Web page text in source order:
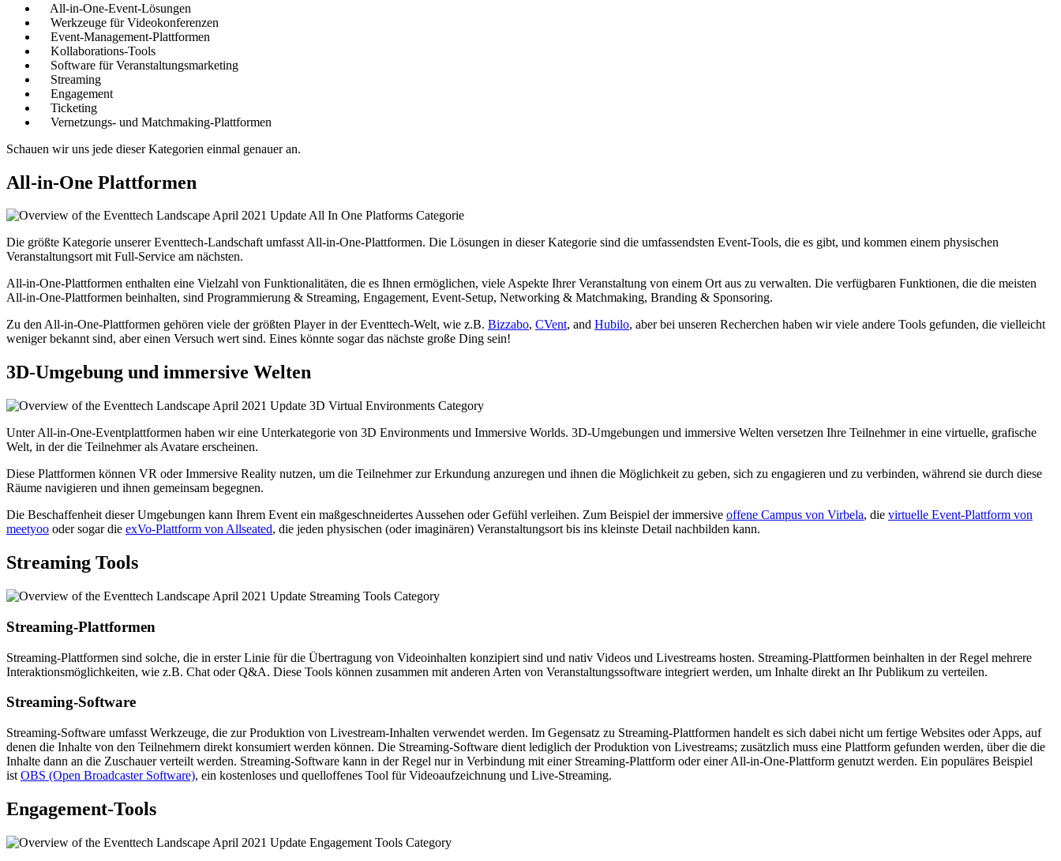
All-in-One-Event-Lösungen
Werkzeuge für Videokonferenzen
Event-Management-Plattformen
Kollaborations-Tools
Software für Veranstaltungsmarketing
Streaming
Engagement
Ticketing
Vernetzungs- und Matchmaking-Plattformen
Schauen wir uns jede dieser Kategorien einmal genauer an.
All-in-One Plattformen
Die größte Kategorie unserer Eventtech-Landschaft umfasst All-in-One-Plattformen. Die Lösungen in dieser Kategorie sind die umfassendsten Event-Tools, die es gibt, und kommen einem physischen
Veranstaltungsort mit Full-Service am nächsten.
All-in-One-Plattformen enthalten eine Vielzahl von Funktionalitäten, die es Ihnen ermöglichen, viele Aspekte Ihrer Veranstaltung von einem Ort aus zu verwalten. Die verfügbaren Funktionen, die die meisten
All-in-One-Plattformen beinhalten, sind Programmierung & Streaming, Engagement, Event-Setup, Networking & Matchmaking, Branding & Sponsoring.
Zu den All-in-One-Plattformen gehören viele der größten Player in der Eventtech-Welt, wie z.B. Bizzabo, CVent, and Hubilo, aber bei unseren Recherchen haben wir viele andere Tools gefunden, die vielleicht
weniger bekannt sind, aber einen Versuch wert sind. Eines könnte sogar das nächste große Ding sein!
3D-Umgebung und immersive Welten
Unter All-in-One-Eventplattformen haben wir eine Unterkategorie von 3D Environments und Immersive Worlds. 3D-Umgebungen und immersive Welten versetzen Ihre Teilnehmer in eine virtuelle, grafische
Welt, in der die Teilnehmer als Avatare erscheinen.
Diese Plattformen können VR oder Immersive Reality nutzen, um die Teilnehmer zur Erkundung anzuregen und ihnen die Möglichkeit zu geben, sich zu engagieren und zu verbinden, während sie durch diese
Räume navigieren und ihnen gemeinsam begegnen.
Die Beschaffenheit dieser Umgebungen kann Ihrem Event ein maßgeschneidertes Aussehen oder Gefühl verleihen. Zum Beispiel der immersive offene Campus von Virbela, die virtuelle Event-Plattform von
meetyoo oder sogar die exVo-Plattform von Allseated, die jeden physischen (oder imaginären) Veranstaltungsort bis ins kleinste Detail nachbilden kann.
Streaming Tools
Streaming-Plattformen
Streaming-Plattformen sind solche, die in erster Linie für die Übertragung von Videoinhalten konzipiert sind und nativ Videos und Livestreams hosten. Streaming-Plattformen beinhalten in der Regel mehrere
Interaktionsmöglichkeiten, wie z.B. Chat oder Q&A. Diese Tools können zusammen mit anderen Arten von Veranstaltungssoftware integriert werden, um Inhalte direkt an Ihr Publikum zu verteilen.
Streaming-Software
Streaming-Software umfasst Werkzeuge, die zur Produktion von Livestream-Inhalten verwendet werden. Im Gegensatz zu Streaming-Plattformen handelt es sich dabei nicht um fertige Websites oder Apps, auf
denen die Inhalte von den Teilnehmern direkt konsumiert werden können. Die Streaming-Software dient lediglich der Produktion von Livestreams; zusätzlich muss eine Plattform gefunden werden, über die die
Inhalte dann an die Zuschauer verteilt werden. Streaming-Software kann in der Regel nur in Verbindung mit einer Streaming-Plattform oder einer All-in-One-Plattform genutzt werden. Ein populäres Beispiel
ist OBS (Open Broadcaster Software), ein kostenloses und quelloffenes Tool für Videoaufzeichnung und Live-Streaming.
Engagement-Tools